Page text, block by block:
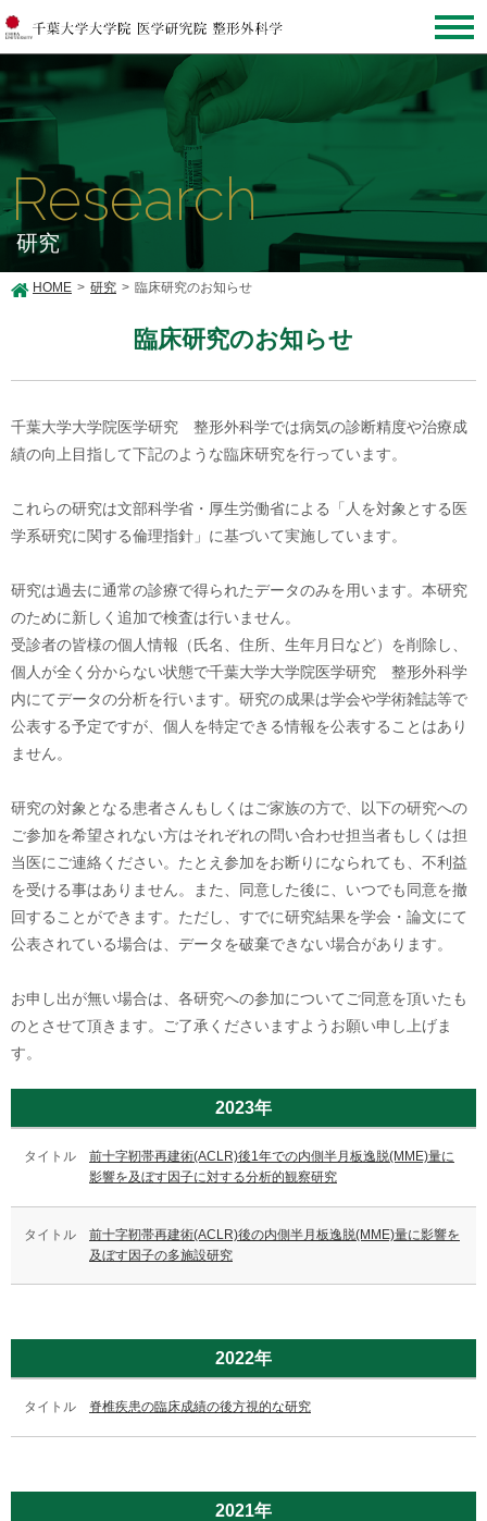
Research
研究
HOME 研究 臨床研究のお知らせ
臨床研究のお知らせ
千葉大学大学院医学研究 整形外科学では病気の診断精度や治療成
績の向上目指して下記のような臨床研究を行っています。
これらの研究は文部科学省・厚生労働省による「人を対象とする医
学系研究に関する倫理指針」に基づいて実施しています。
研究は過去に通常の診療で得られたデータのみを用います。本研究
のために新しく追加で検査は行いません。
受診者の皆様の個人情報（氏名、住所、生年月日など）を削除し、
個人が全く分からない状態で千葉大学大学院医学研究 整形外科学
内にてデータの分析を行います。研究の成果は学会や学術雑誌等で
公表する予定ですが、個人を特定できる情報を公表することはあり
ません。
研究の対象となる患者さんもしくはご家族の方で、以下の研究への
ご参加を希望されない方はそれぞれの問い合わせ担当者もしくは担
当医にご連絡ください。たとえ参加をお断りになられても、不利益
を受ける事はありません。また、同意した後に、いつでも同意を撤
回することができます。ただし、すでに研究結果を学会・論文にて
公表されている場合は、データを破棄できない場合があります。
お申し出が無い場合は、各研究への参加についてご同意を頂いたも
のとさせて頂きます。ご了承くださいますようお願い申し上げま
す。
2023年
前十字靭帯再建術(ACLR)後1年での内側半月板逸脱(MME)量に
影響を及ぼす因子に対する分析的観察研究
前十字靭帯再建術(ACLR)後の内側半月板逸脱(MME)量に影響を
及ぼす因子の多施設研究
2022年
脊椎疾患の臨床成績の後方視的な研究
2021年